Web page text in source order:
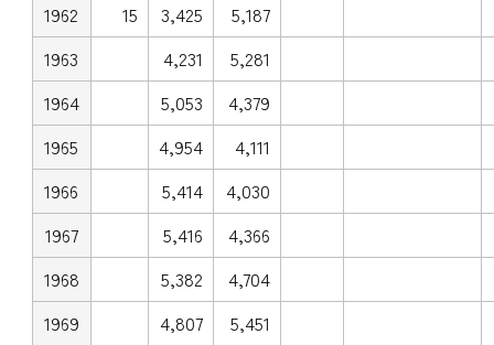
1962
15 3,425
5,187
1963
4,231
5,281
1964
5,053
4,379
1965
4,954
4,111
1966
5,414
4,030
1967
5,416
4,366
1968
5,382
4,704
1969
4,807
5,451